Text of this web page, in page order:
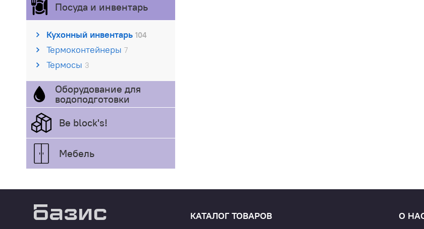
Посуда и инвентарь
Кухонный инвентарь 104
Термоконтейнеры 7
Термосы 3
Оборудование для
водоподготовки
Be block's!
Мебель
КАТАЛОГ ТОВАРОВ О